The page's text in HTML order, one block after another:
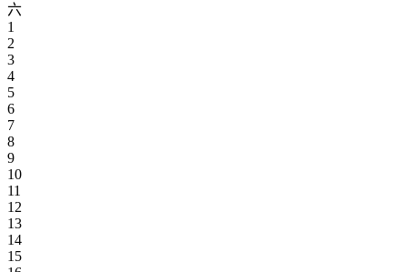
六
1
2
3
4
5
6
7
8
9
10
11
12
13
14
15